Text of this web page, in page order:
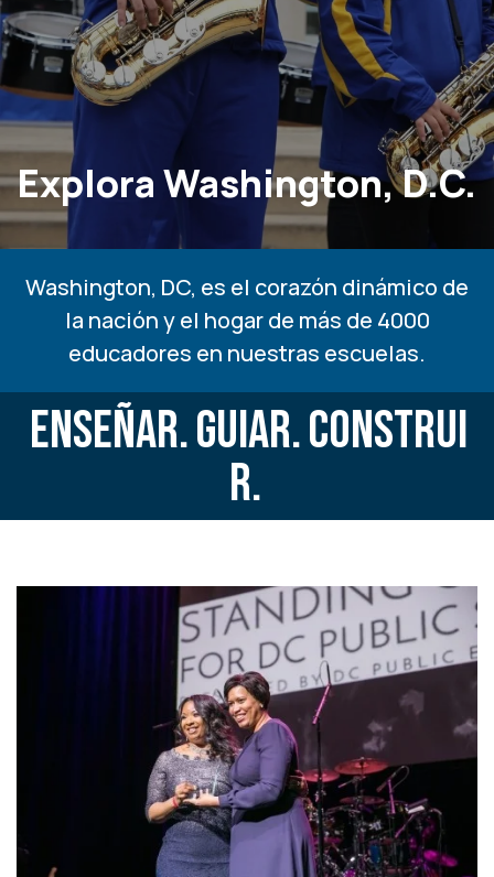
Explora Washington, D.C.
Washington, DC, es el corazón dinámico de
la nación y el hogar de más de 4000
educadores en nuestras escuelas.
ENSEÑAR.GUIAR.CONSTRUI
R.